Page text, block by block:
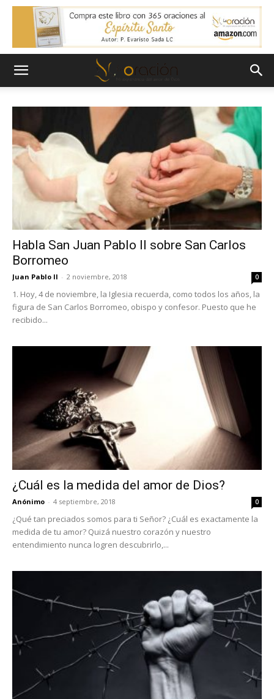
Habla San Juan Pablo II sobre San Carlos
Borromeo
Juan Pablo II - 2 noviembre, 2018 0
1. Hoy, 4 de noviembre, la Iglesia recuerda, como todos los años, la
figura de San Carlos Borromeo, obispo y confesor. Puesto que he
recibido...
¿Cuál es la medida del amor de Dios?
Anónimo - 4 septiembre, 2018 0
¿Qué tan preciados somos para ti Señor? ¿Cuál es exactamente la
medida de tu amor? Quizá nuestro corazón y nuestro
entendimiento nunca logren descubrirlo,...